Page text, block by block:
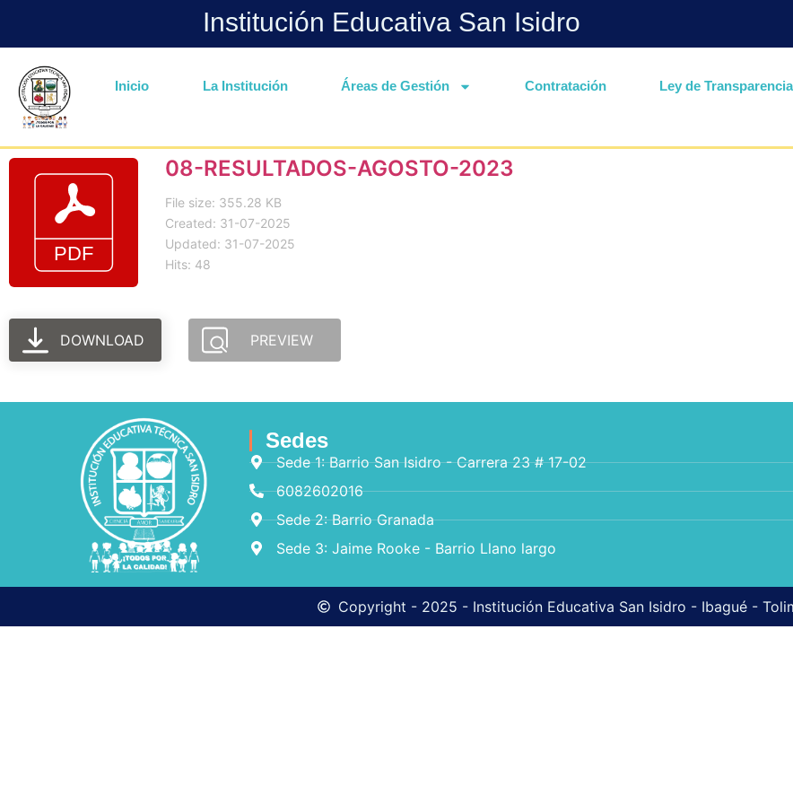
Institución Educativa San Isidro
Inicio La Institución Áreas de Gestión Contratación Ley de Transparencia
08-RESULTADOS-AGOSTO-2023
File size: 355.28 KB
Created: 31-07-2025
Updated: 31-07-2025
Hits: 48
DOWNLOAD PREVIEW
Sedes
Sede 1: Barrio San Isidro - Carrera 23 # 17-02
6082602016
Sede 2: Barrio Granada
Sede 3: Jaime Rooke - Barrio Llano largo
Copyright - 2025 - Institución Educativa San Isidro - Ibagué -